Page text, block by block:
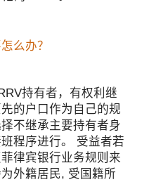
么办？
持有者，有权利继
的户口作为自己的规
不继承主要持有者身
程序进行。 受益者若
律宾银行业务规则来
外籍居民, 受国籍所